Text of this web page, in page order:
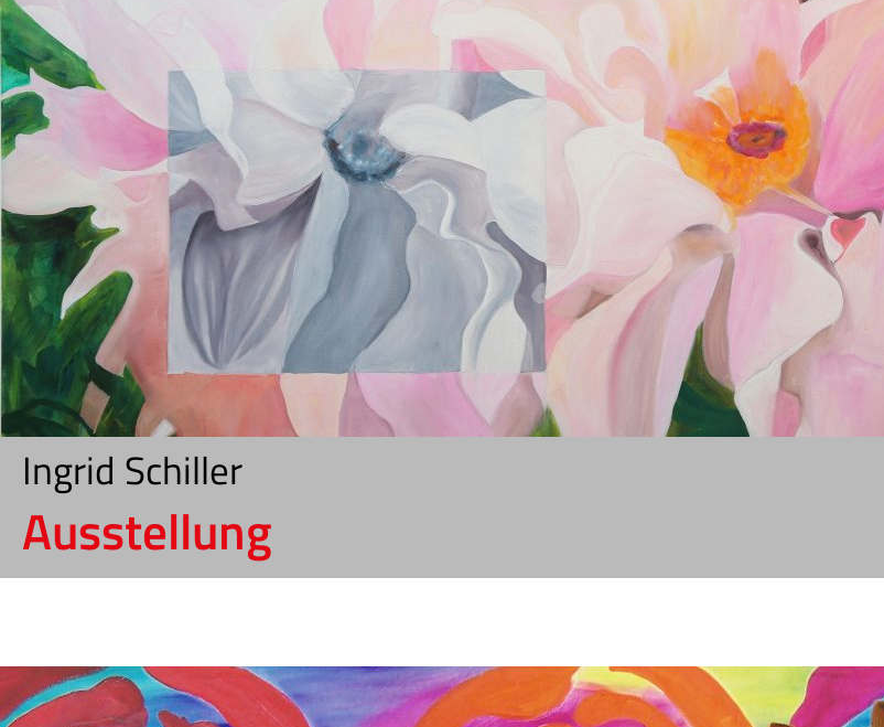
Ingrid Schiller
Ausstellung